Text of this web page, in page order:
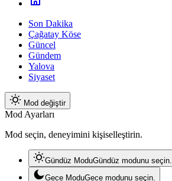
Son Dakika
Çağatay Köse
Güncel
Gündem
Yalova
Siyaset
Mod değiştir
Mod Ayarları
Mod seçin, deneyimini kişiselleştirin.
Gündüz ModuGündüz modunu seçin.
Gece ModuGece modunu seçin.